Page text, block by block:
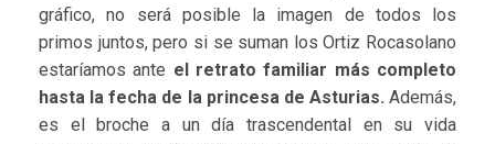
gráfico, no será posible la imagen de todos los
primos juntos, pero si se suman los Ortiz Rocasolano
estaríamos ante el retrato familiar más completo
hasta la fecha de la princesa de Asturias. Además,
es el broche a un día trascendental en su vida